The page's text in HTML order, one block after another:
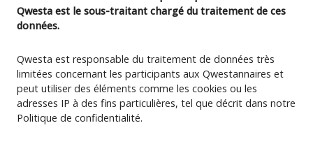
Qwesta est le sous-traitant chargé du traitement de ces
données.
Qwesta est responsable du traitement de données très
limitées concernant les participants aux Qwestannaires et
peut utiliser des éléments comme les cookies ou les
adresses IP à des fins particulières, tel que décrit dans notre
Politique de confidentialité.